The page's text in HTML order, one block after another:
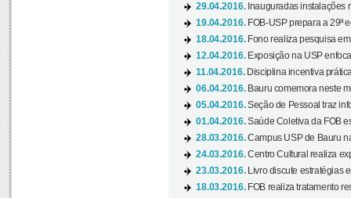
29.04.2016. Inauguradas instalações
19.04.2016. FOB-USP prepara a 29ª
18.04.2016. Fono realiza pesquisa
12.04.2016. Exposição na USP
11.04.2016. Disciplina incentiva
06.04.2016. Bauru comemora neste
05.04.2016.Seção de Pessoal traz
01.04.2016.Saúde Coletiva da FOB
28.03.2016.Campus USP de Bauru
24.03.2016.Centro Cultural realiza
23.03.2016.
Livro discute estratégias
18.03.2016. FOB realiza tratamento